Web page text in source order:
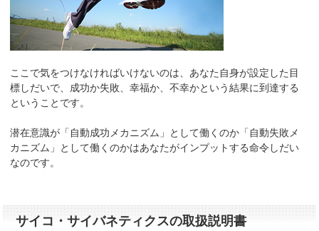
ここで気をつけなければいけないのは、あなた自身が設定した目
標しだいで、成功か失敗、幸福か、不幸かという結果に到達する
ということです。
潜在意識が「自動成功メカニズム」として働くのか「自動失敗メ
カニズム」として働くのかはあなたがインプットする命令しだい
なのです。
サイコ・サイバネティクスの取扱説明書